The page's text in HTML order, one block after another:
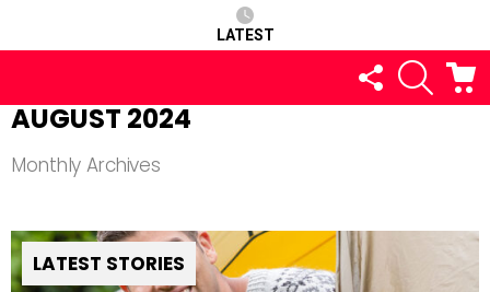
LATEST
FOLLOW
US
SEARCH
AUGUST 2024
Monthly Archives
LATEST STORIES